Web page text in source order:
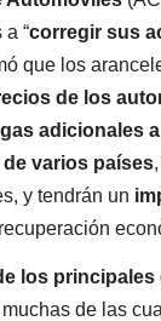
“corregir sus
que los
de los
adicionales
varios países
y tendrán un
los
muchas de las